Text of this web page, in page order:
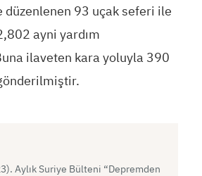
93 uçak seferi ile
ayni yardım
ilaveten kara yoluyla 390
Aylık Suriye Bülteni “Depremden